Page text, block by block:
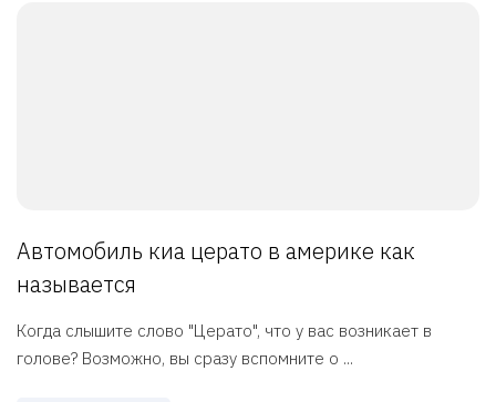
Автомобиль киа церато в америке как
называется
Когда слышите слово "Церато", что у вас возникает в
голове? Возможно, вы сразу вспомните о ...